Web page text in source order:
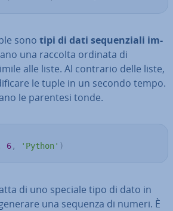
sono tipi di dati se­quen­zia­li im­
una raccolta ordinata di
alle liste. Al contrario delle liste,
le tuple in un secondo tempo.
le parentesi tonde.
6, 'Python' )
di uno speciale tipo di dato in
una sequenza di numeri. È